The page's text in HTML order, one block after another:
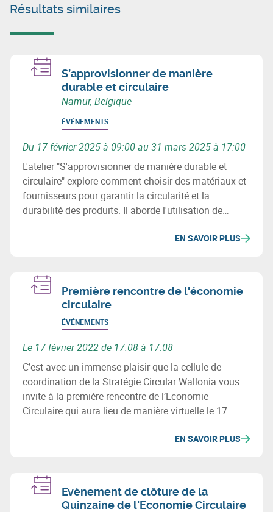
Résultats similaires
S’approvisionner de manière
durable et circulaire
Namur, Belgique
ÉVÉNEMENTS
Du 17 février 2025 à 09:00 au 31 mars 2025 à 17:00
L'atelier "S'approvisionner de manière durable et
circulaire" explore comment choisir des matériaux et
fournisseurs pour garantir la circularité et la
durabilité des produits. Il aborde l'utilisation de
sociaux, et la révision des processus d'achats pour
EN SAVOIR PLUS
Première rencontre de l'économie
circulaire
ÉVÉNEMENTS
Le 17 février 2022 de 17:08 à 17:08
C’est avec un immense plaisir que la cellule de
coordination de la Stratégie Circular Wallonia vous
invite à la première rencontre de l’Economie
Circulaire qui aura lieu de manière virtuelle le 17
EN SAVOIR PLUS
Evènement de clôture de la
Quinzaine de l'Economie Circulaire